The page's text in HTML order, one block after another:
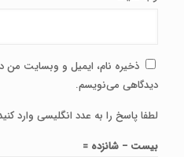
ذخیره نام، ایمیل و وبسایت من
دیدگاهی می‌نویسم.
لطفا پاسخ را به عدد انگلیسی وارد
بیست − شانزده =